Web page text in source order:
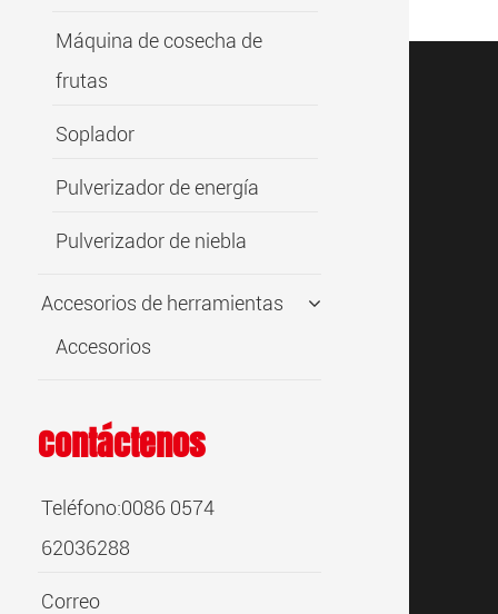
Máquina de cosecha de
frutas
Soplador
Pulverizador de energía
Pulverizador de niebla
Accesorios de herramientas
Accesorios
Contáctenos
Teléfono:0086 0574
62036288
Correo